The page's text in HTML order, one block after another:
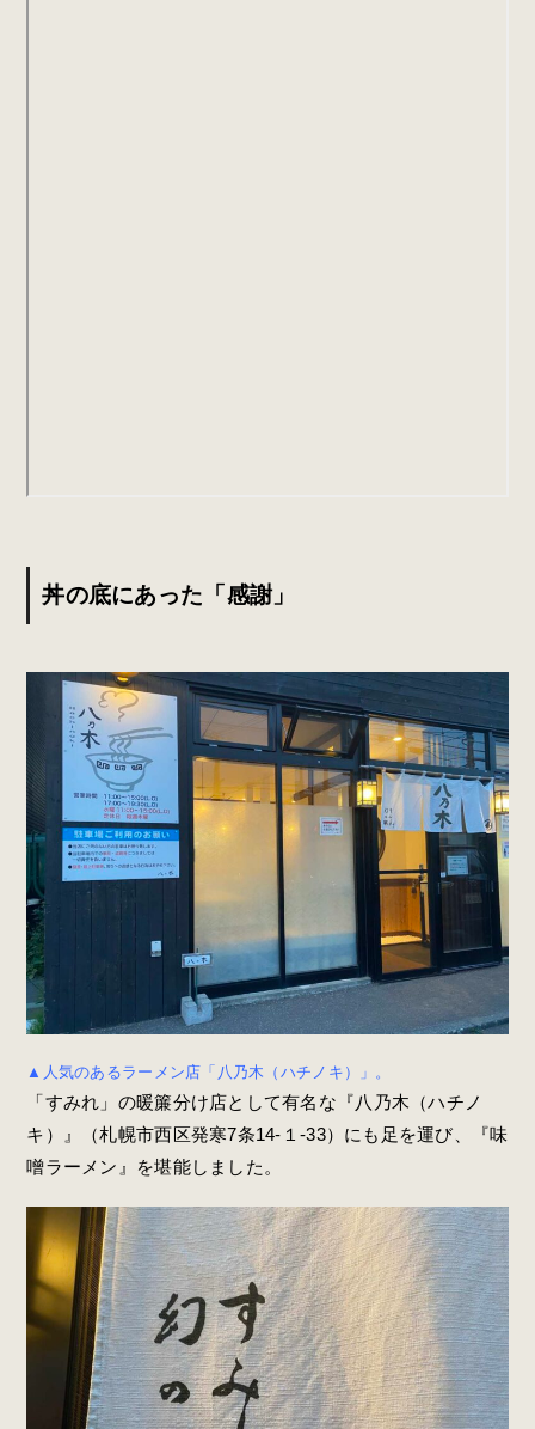
丼の底にあった「感謝」
▲人気のあるラーメン店「八乃木（ハチノキ）」。
「すみれ」の暖簾分け店として有名な『八乃木（ハチノ
キ）』（札幌市西区発寒7条14-１-33）にも足を運び、『味
噌ラーメン』を堪能しました。